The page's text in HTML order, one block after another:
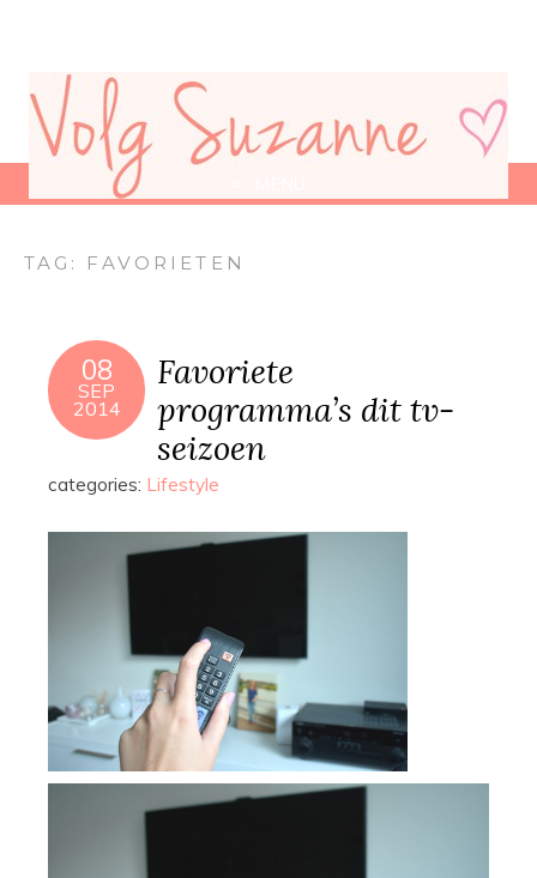
TAG: FAVORIETEN
08
SEP
2014
Favoriete
programma’s dit tv-
seizoen
categories: Lifestyle